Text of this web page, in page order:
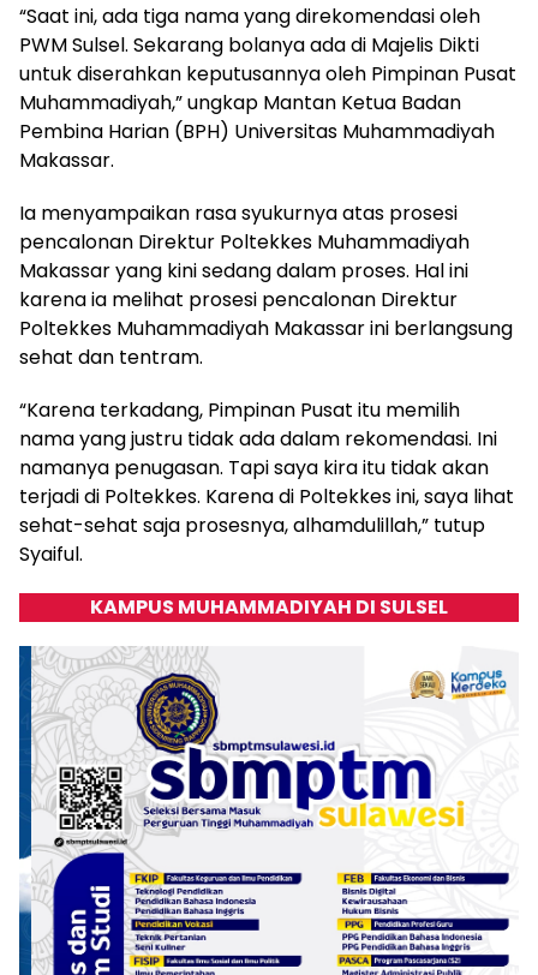
“Saat ini, ada tiga nama yang direkomendasi oleh
PWM Sulsel. Sekarang bolanya ada di Majelis Dikti
untuk diserahkan keputusannya oleh Pimpinan Pusat
Muhammadiyah,” ungkap Mantan Ketua Badan
Pembina Harian (BPH) Universitas Muhammadiyah
Makassar.
Ia menyampaikan rasa syukurnya atas prosesi
pencalonan Direktur Poltekkes Muhammadiyah
Makassar yang kini sedang dalam proses. Hal ini
karena ia melihat prosesi pencalonan Direktur
Poltekkes Muhammadiyah Makassar ini berlangsung
sehat dan tentram.
“Karena terkadang, Pimpinan Pusat itu memilih
nama yang justru tidak ada dalam rekomendasi. Ini
namanya penugasan. Tapi saya kira itu tidak akan
terjadi di Poltekkes. Karena di Poltekkes ini, saya lihat
sehat-sehat saja prosesnya, alhamdulillah,” tutup
Syaiful.
KAMPUS MUHAMMADIYAH DI SULSEL